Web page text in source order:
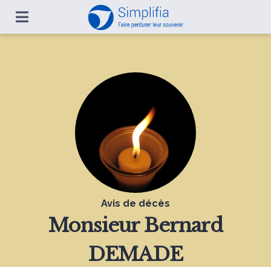
Avis de décès
MonsieurBernard
DEMADE